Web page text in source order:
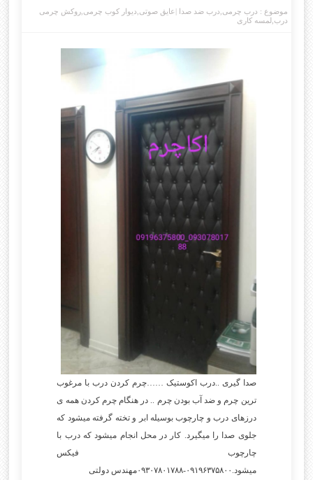
موضوع : درب چرمی درب ضد صدا |عایق صوتی دیوار کوب چرمی ,روکش چرمی
درب لمسه کاری
صدا گیری ..درب اکوستیک ……چرم کردن درب با مرغوب
ترین چرم و ضد آب بودن چرم .. در هنگام چرم کردن همه ی
درزهای درب و چارچوب بوسیله ابر و تخته گرفته میشود که
جلوی صدا را میگیرد. کار در محل انجام میشود که درب با
چارچوب فیکس
میشود.۰۹۱۹۶۳۷۵۸۰۰-۰۹۳۰۷۸۰۱۷۸۸مهندس دولتی